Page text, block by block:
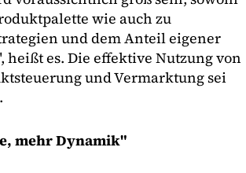
wie auch zu
und dem Anteil eigener
heißt es. Die effektive Nutzung von
und Vermarktung sei
mehr Dynamik"